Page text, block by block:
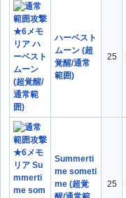
ハーベスト
ムーン (超
覚醒/通常
範囲)
25
Summerti
me someti
me (超覚
25